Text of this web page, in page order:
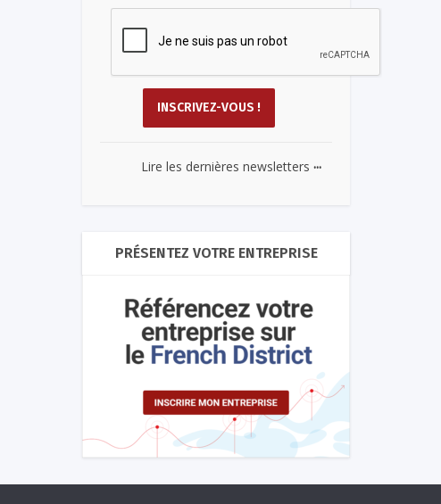
Lire les dernières newsletters ...
PRÉSENTEZ VOTRE ENTREPRISE